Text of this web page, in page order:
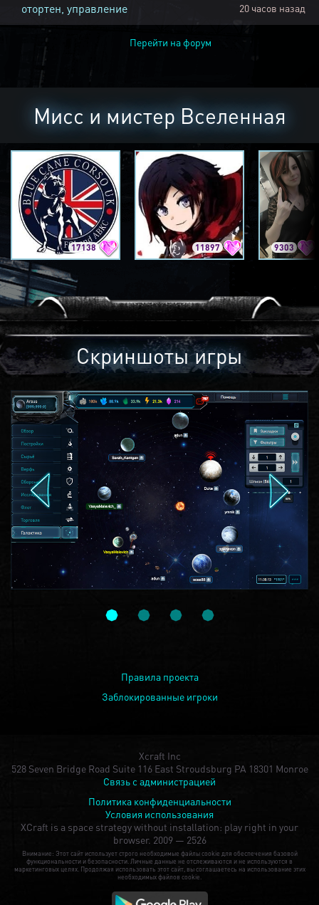
отортен, управление 20 часов назад
Перейти на форум
Мисс и мистер Вселенная
17138 11897 9303
Скриншоты игры
Правила проекта
Заблокированные игроки
Xcraft Inc
528 Seven Bridge Road Suite 116 East Stroudsburg PA 18301 Monroe
Связь с администрацией
Политика конфиденциальности
Условия использования
XCraft is a space strategy without installation: play right in your
browser. 2009 — 2526
Внимание: Этот сайт использует строго необходимые файлы cookie для обеспечения базовой
функциональности и безопасности. Личные данные не отслеживаются и не используются в
маркетинговых целях. Продолжая использовать этот сайт, вы соглашаетесь на использование этих
необходимых файлов cookie.